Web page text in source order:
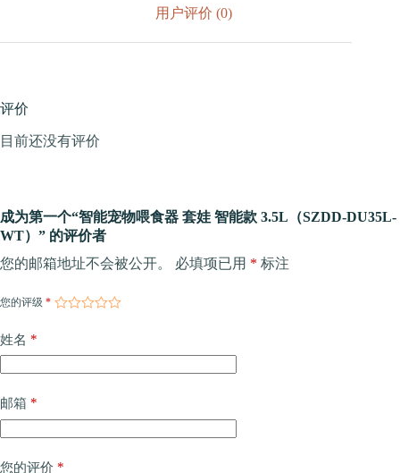
DU35L-
WT）
数
用户评价 (0)
评价
目前还没有评价
成为第一个“智能宠物喂食器 套娃 智能款 3.5L（SZDD-DU35L-
WT）” 的评价者
您的邮箱地址不会被公开。
必填项已用 * 标注
您的评级 *
姓名 *
邮箱 *
您的评价 *